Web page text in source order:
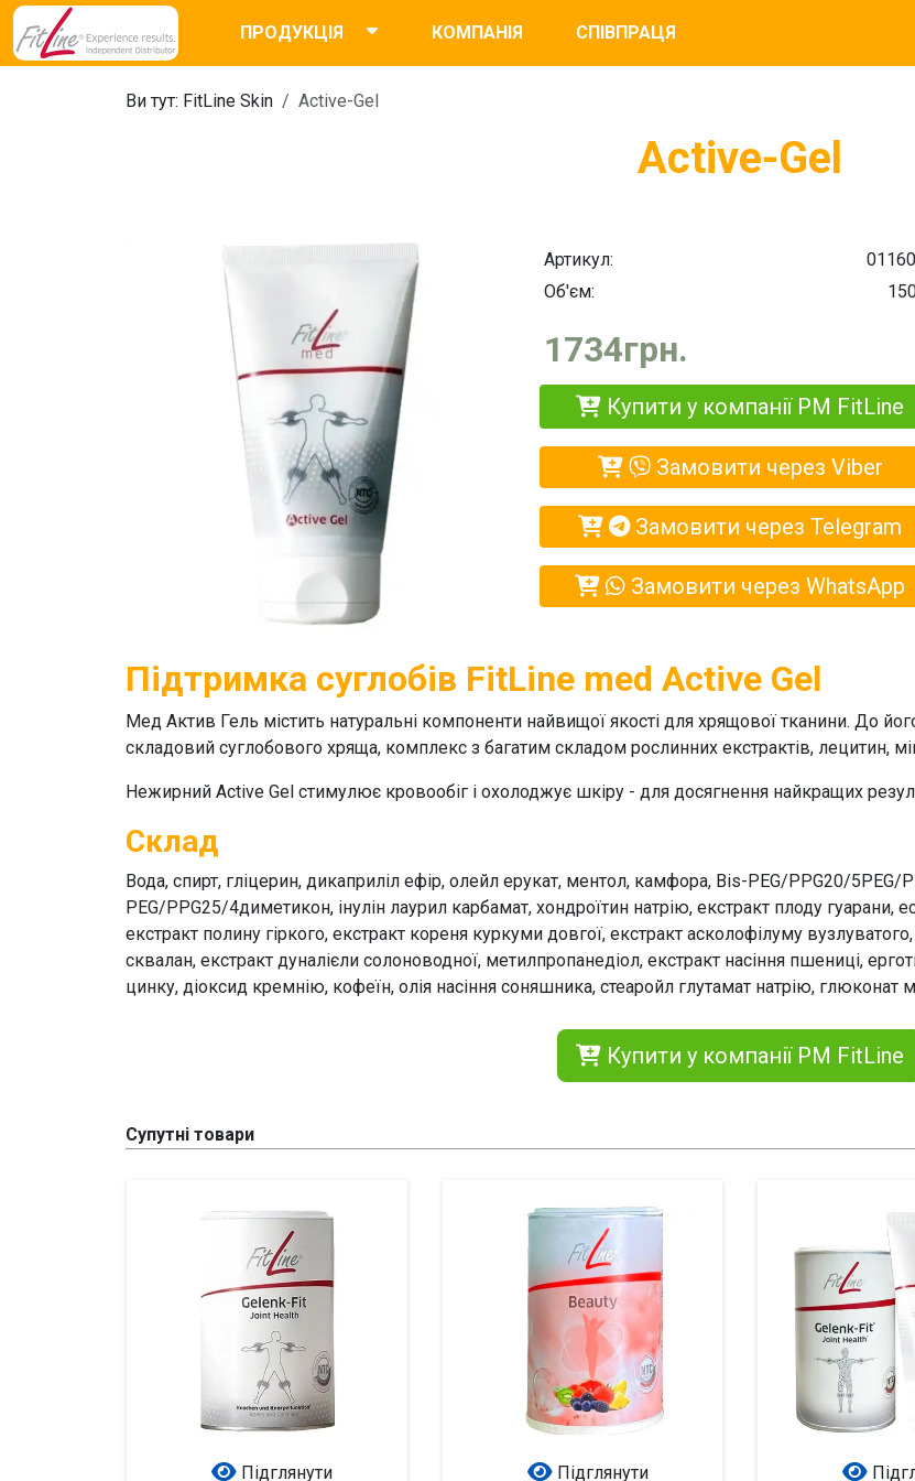
ПРОДУКЦІЯ КОМПАНІЯ СПІВПРАЦЯ
Ви тут: FitLine Skin Active-Gel
Active-Gel
Артикул:
Об'єм:
1734грн.
Купити у компанії PM FitLine
Замовити через Viber
Замовити через Telegram
Замовити через WhatsApp
Підтримка суглобів FitLine med Active Gel
Мед Актив Гель містить натуральні компоненти найвищої якості для хрящової тканини. До
складовий суглобового хряща, комплекс з багатим складом рослинних екстрактів, лецитин,
Нежирний Active Gel стимулює кровообіг і охолоджує шкіру - для досягнення найкращих
Склад
Вода, спирт, гліцерин, дикаприліл ефір, олейл ерукат, ментол, камфора, Bis-PEG/PPG20/
РЕG/PPG25/4диметикон, інулін лаурил карбамат, хондроїтин натрію, екстракт плоду гуарани,
екстракт полину гіркого, екстракт кореня куркуми довгої, екстракт асколофілуму
сквалан, екстракт дуналієли солоноводної, метилпропанедіол, екстракт насіння пшениці,
цинку, діоксид кремнію, кофеїн, олія насіння соняшника, стеаройл глутамат натрію, глюконат
Купити у компанії PM FitLine
Супутні товари
Підглянути Підглянути